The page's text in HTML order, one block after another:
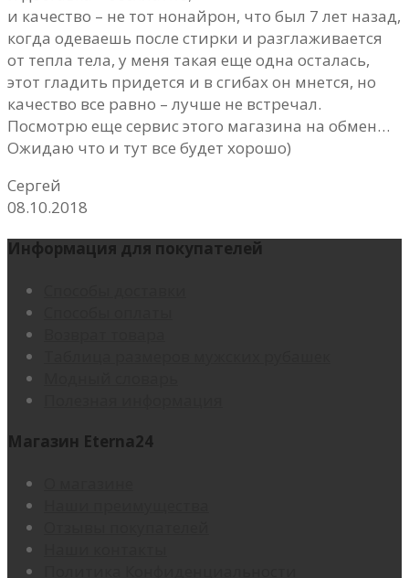
и качество – не тот нонайрон, что был 7 лет назад,
когда одеваешь после стирки и разглаживается
от тепла тела, у меня такая еще одна осталась,
этот гладить придется и в сгибах он мнется, но
качество все равно – лучше не встречал.
Посмотрю еще сервис этого магазина на обмен…
Ожидаю что и тут все будет хорошо)
Сергей
08.10.2018
Информация для покупателей
Магазин Eterna24